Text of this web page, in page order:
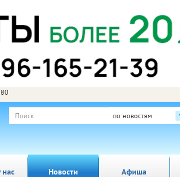
по новостям
нас Новости Афиша